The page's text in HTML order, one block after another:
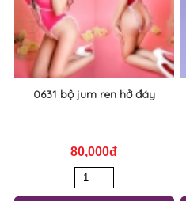
0631 bộ jum ren hở đáy
80,000đ